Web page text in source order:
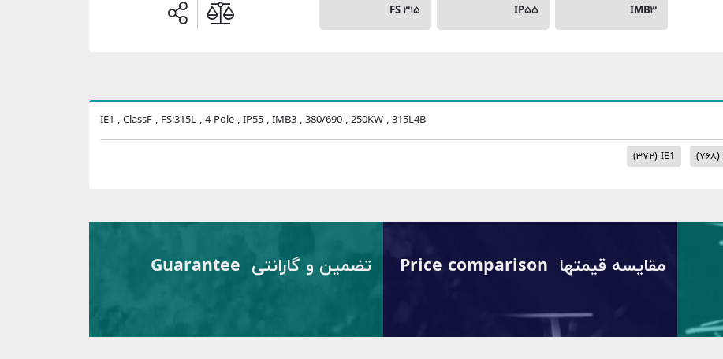
IMB۳
IP۵۵
FS ۳۱۵
IE1 , ClassF , FS:315L , 4 Pole , IP55 , IMB3 , 380/690 , 250KW , 315L4B
(۷۶۸) IE1 (۳۷۲)
مقایسه قیمتها Price comparison